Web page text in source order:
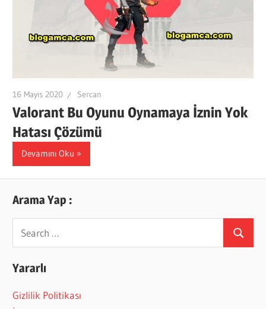
16 Mayıs 2020 Sercan
Valorant Bu Oyunu Oynamaya İznin Yok
Hatası Çözümü
Devamını Oku
Arama Yap :
Search
for:
Search
Yararlı
Gizlilik Politikası